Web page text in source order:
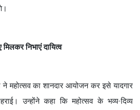
निभाएं दायित्व
महोत्सव का शानदार आयोजन कर इसे यादगार
उन्होंने कहा कि महोत्सव के भव्य-दिव्य